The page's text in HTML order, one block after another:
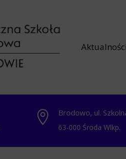
Aktualności
 Brodowo, ul.
63-000 Środa Wlkp.